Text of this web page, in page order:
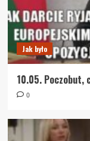
Jak było
10.05. Poczobut,
0